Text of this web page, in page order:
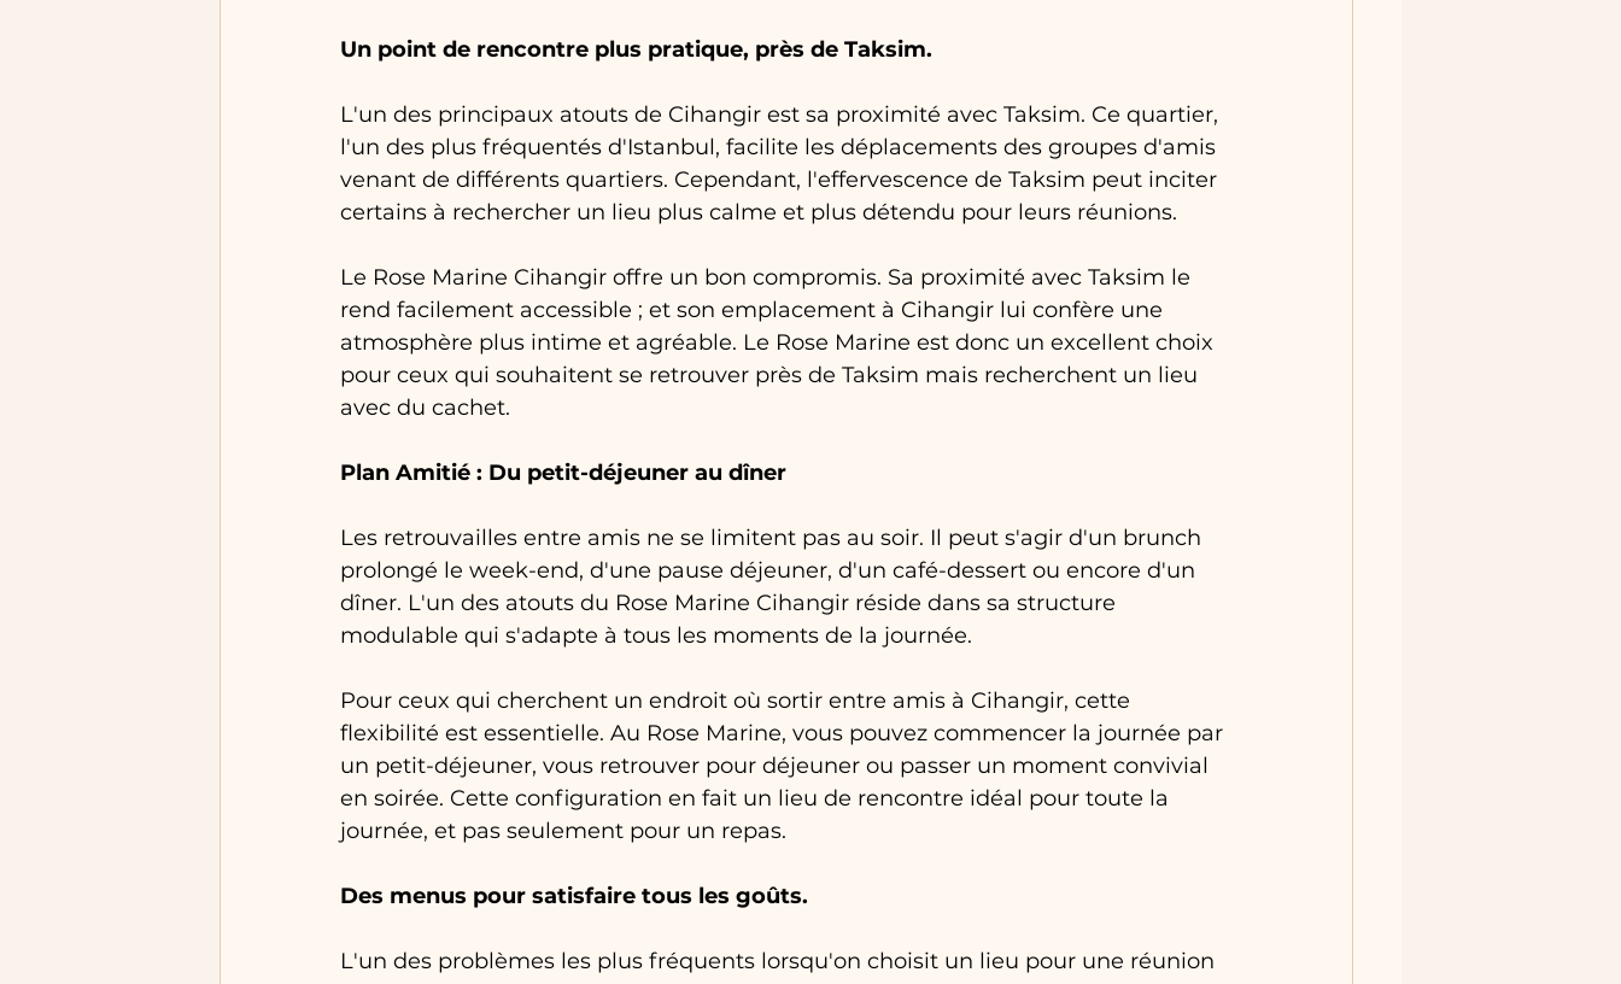
Un point de rencontre plus pratique, près de Taksim.
L'un des principaux atouts de Cihangir est sa proximité avec Taksim. Ce quartier,
l'un des plus fréquentés d'Istanbul, facilite les déplacements des groupes d'amis
venant de différents quartiers. Cependant, l'effervescence de Taksim peut inciter
certains à rechercher un lieu plus calme et plus détendu pour leurs réunions.
Le Rose Marine Cihangir offre un bon compromis. Sa proximité avec Taksim le
rend facilement accessible ; et son emplacement à Cihangir lui confère une
atmosphère plus intime et agréable. Le Rose Marine est donc un excellent choix
pour ceux qui souhaitent se retrouver près de Taksim mais recherchent un lieu
avec du cachet.
Plan Amitié : Du petit-déjeuner au dîner
Les retrouvailles entre amis ne se limitent pas au soir. Il peut s'agir d'un brunch
prolongé le week-end, d'une pause déjeuner, d'un café-dessert ou encore d'un
dîner. L'un des atouts du Rose Marine Cihangir réside dans sa structure
modulable qui s'adapte à tous les moments de la journée.
Pour ceux qui cherchent un endroit où sortir entre amis à Cihangir, cette
flexibilité est essentielle. Au Rose Marine, vous pouvez commencer la journée par
un petit-déjeuner, vous retrouver pour déjeuner ou passer un moment convivial
en soirée. Cette configuration en fait un lieu de rencontre idéal pour toute la
journée, et pas seulement pour un repas.
Des menus pour satisfaire tous les goûts.
L'un des problèmes les plus fréquents lorsqu'on choisit un lieu pour une réunion